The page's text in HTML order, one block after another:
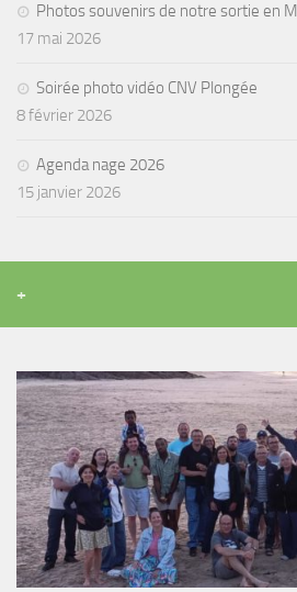
Agenda
Les Palmes du Lac
Résultats Compétitions
MATERIEL
Section Matériel
Occasions
Photos souvenirs de notre sortie en
17 mai 2026
Soirée photo vidéo CNV Plongée
8 février 2026
Agenda nage 2026
15 janvier 2026
+